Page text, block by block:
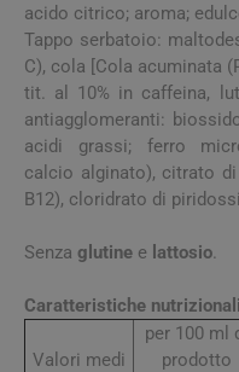
acido citrico; aroma;
Tappo serbatoio:
C), cola [Cola acuminata
tit. al 10% in caffeina,
antiagglomeranti:
acidi grassi; ferro
calcio alginato), citrato
B12), cloridrato di
Senza glutine e lattosio.
Caratteristiche nutrizionali
Valori medi
per 100 ml
prodotto